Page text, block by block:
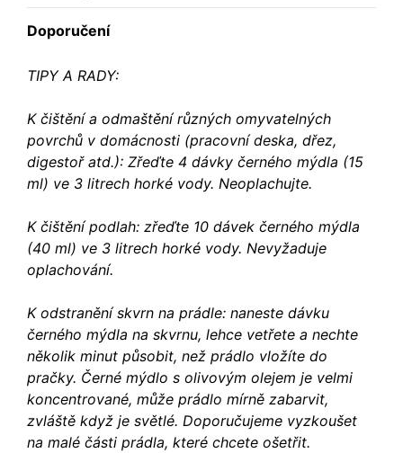
Doporučení
TIPY A RADY:
K čištění a odmaštění různých omyvatelných
povrchů v domácnosti (pracovní deska, dřez,
digestoř atd.): Zřeďte 4 dávky černého mýdla (15
ml) ve 3 litrech horké vody. Neoplachujte.
K čištění podlah: zřeďte 10 dávek černého mýdla
(40 ml) ve 3 litrech horké vody. Nevyžaduje
oplachování.
K odstranění skvrn na prádle: naneste dávku
černého mýdla na skvrnu, lehce vetřete a nechte
několik minut působit, než prádlo vložíte do
pračky. Černé mýdlo s olivovým olejem je velmi
koncentrované, může prádlo mírně zabarvit,
zvláště když je světlé. Doporučujeme vyzkoušet
na malé části prádla, které chcete ošetřit.